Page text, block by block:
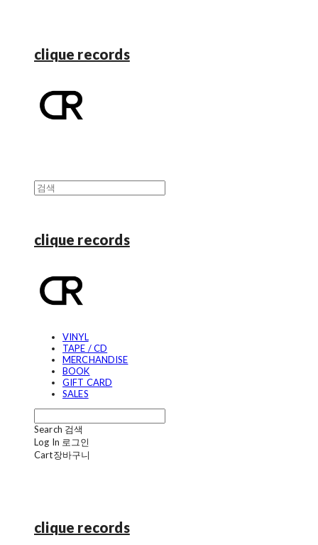
clique records
clique records
VINYL
TAPE / CD
MERCHANDISE
BOOK
GIFT CARD
SALES
Search 검색
Log In 로그인
Cart장바구니
clique records